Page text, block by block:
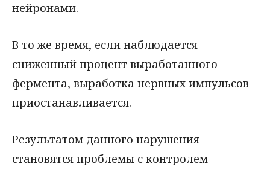
нейронами.
В то же время, если наблюдается
сниженный процент выработанного
фермента, выработка нервных импульсов
приостанавливается.
Результатом данного нарушения
становятся проблемы с контролем